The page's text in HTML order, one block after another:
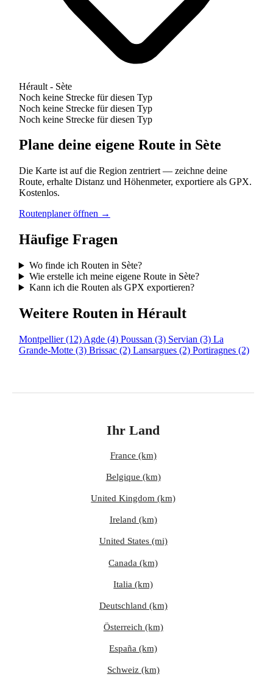
Hérault - Sète
Noch keine Strecke für diesen Typ
Noch keine Strecke für diesen Typ
Noch keine Strecke für diesen Typ
Plane deine eigene Route in Sète
Die Karte ist auf die Region zentriert — zeichne deine
Route, erhalte Distanz und Höhenmeter, exportiere als GPX.
Kostenlos.
Routenplaner öffnen →
Häufige Fragen
Wo finde ich Routen in Sète?
Wie erstelle ich meine eigene Route in Sète?
Kann ich die Routen als GPX exportieren?
Weitere Routen in Hérault
Montpellier(12) Agde (4) Poussan (3) Servian (3) La
Grande-Motte (3) Brissac (2) Lansargues (2) Portiragnes (2)
Ihr Land
France (km)
Belgique (km)
United Kingdom (km)
Ireland (km)
United States (mi)
Canada (km)
Italia (km)
Deutschland (km)
Österreich (km)
España (km)
Schweiz (km)